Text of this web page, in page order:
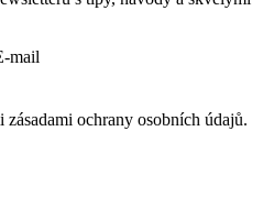
mail
zásadami ochrany osobních údajů.